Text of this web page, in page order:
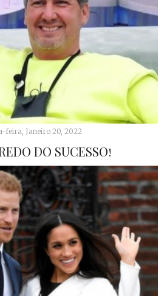
feira, Janeiro 20, 2022
DO SUCESSO!